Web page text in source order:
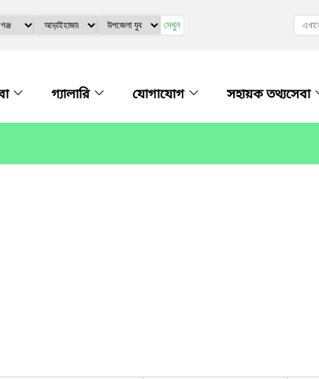
দেখুন
গ্যালারি যোগাযোগ সহায়ক তথ‍্যসেবা